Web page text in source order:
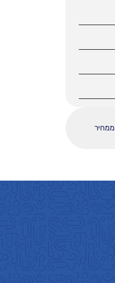
ההחזר החודשי לחודש המפורט לעיל מבוסס על עסקה הכוללת מקדמה בסך 36000, ובפריסה ל-60 תשלומים. רכיב הבלון בהלוואה בגובה 25% ממחיר